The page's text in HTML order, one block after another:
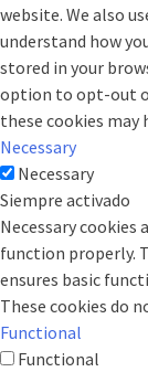
website. We also
understand how
stored in your
option to opt-out
these cookies may
Necessary
Necessary
Siempre activado
Necessary
function properly.
ensures basic
These cookies do
Functional
Functional